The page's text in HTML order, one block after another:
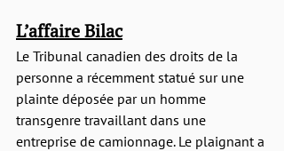
L’affaire Bilac
Le Tribunal canadien des droits de la
personne a récemment statué sur une
plainte déposée par un homme
transgenre travaillant dans une
entreprise de camionnage. Le plaignant a